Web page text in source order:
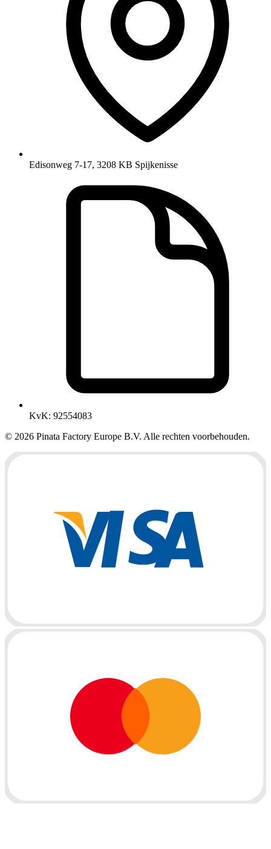
Edisonweg 7-17, 3208 KB Spijkenisse
KvK: 92554083
© 2026 Pinata Factory Europe B.V. Alle rechten voorbehouden.